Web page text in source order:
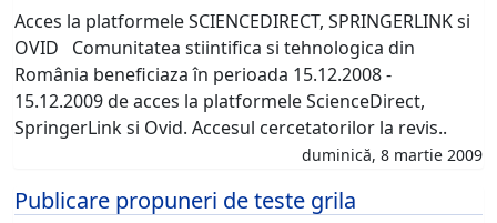
Acces la platformele SCIENCEDIRECT, SPRINGERLINK si
OVID Comunitatea stiintifica si tehnologica din
România beneficiaza în perioada 15.12.2008 -
15.12.2009 de acces la platformele ScienceDirect,
SpringerLink si Ovid. Accesul cercetatorilor la revis..
duminică, 8 martie 2009
Publicare propuneri de teste grila